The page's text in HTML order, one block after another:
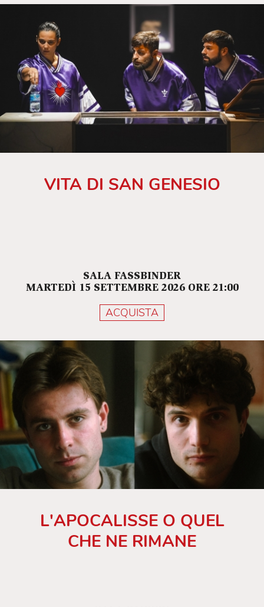
VITA DI SAN GENESIO
SALA FASSBINDER
MARTEDÌ 15 SETTEMBRE 2026 ORE 21:00
ACQUISTA
L'APOCALISSE O QUEL
CHE NE RIMANE